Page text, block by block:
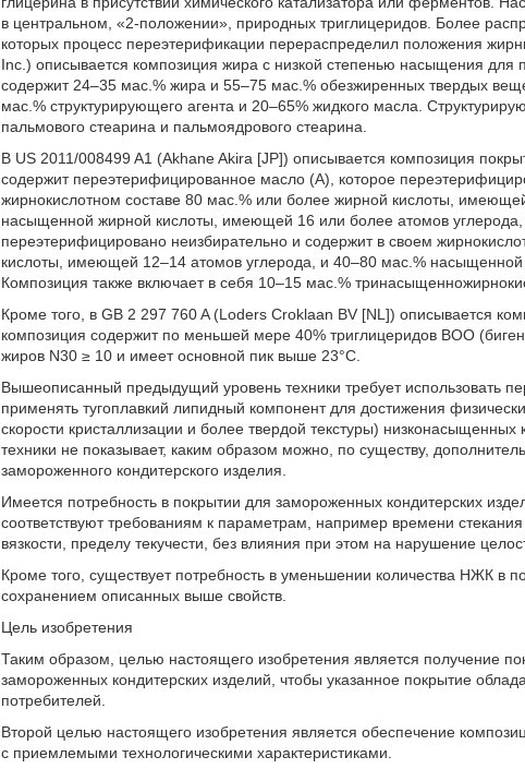
в центральном, «2-положении», природных триглицеридов. Более
которых процесс переэтерификации перераспределил положения
Inc.) описывается композиция жира с низкой степенью насыщения для
содержит 24–35 мас.% жира и 55–75 мас.% обезжиренных твердых
мас.% структурирующего агента и 20–65% жидкого масла.
пальмового стеарина и пальмоядрового стеарина.
В US 2011/008499 A1 (Akhane Akira [JP]) описывается композиция
содержит переэтерифицированное масло (A), которое
жирнокислотном составе 80 мас.% или более жирной кислоты,
насыщенной жирной кислоты, имеющей 16 или более атомов
переэтерифицировано неизбирательно и содержит в своем
кислоты, имеющей 12–14 атомов углерода, и 40–80 мас.%
Композиция также включает в себя 10–15 мас.%
Кроме того, в GB 2 297 760 A (Loders Croklaan BV [NL]) описывается
композиция содержит по меньшей мере 40% триглицеридов BOO
жиров N30 ≥ 10 и имеет основной пик выше 23°C.
Вышеописанный предыдущий уровень техники требует использовать
применять тугоплавкий липидный компонент для достижения
скорости кристаллизации и более твердой текстуры)
техники не показывает, каким образом можно, по существу,
замороженного кондитерского изделия.
Имеется потребность в покрытии для замороженных кондитерских
соответствуют требованиям к параметрам, например времени
вязкости, пределу текучести, без влияния при этом на нарушение
Кроме того, существует потребность в уменьшении количества НЖК в
сохранением описанных выше свойств.
Цель изобретения
Таким образом, целью настоящего изобретения является получение
замороженных кондитерских изделий, чтобы указанное покрытие
потребителей.
Второй целью настоящего изобретения является обеспечение
с приемлемыми технологическими характеристиками.